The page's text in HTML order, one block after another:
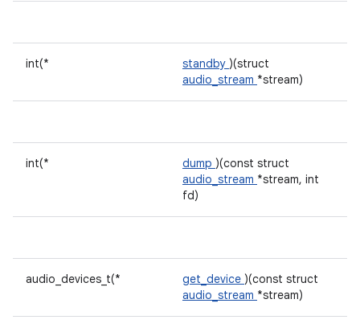
int(* standby )(struct
audio_stream *stream)
int(* dump )(const struct
audio_stream *stream, int
fd)
audio_devices_t(* get_device )(const struct
audio_stream *stream)